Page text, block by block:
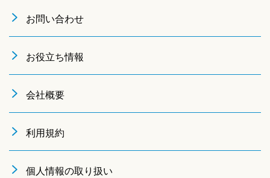
お問い合わせ
お役立ち情報
会社概要
利用規約
個人情報の取り扱い